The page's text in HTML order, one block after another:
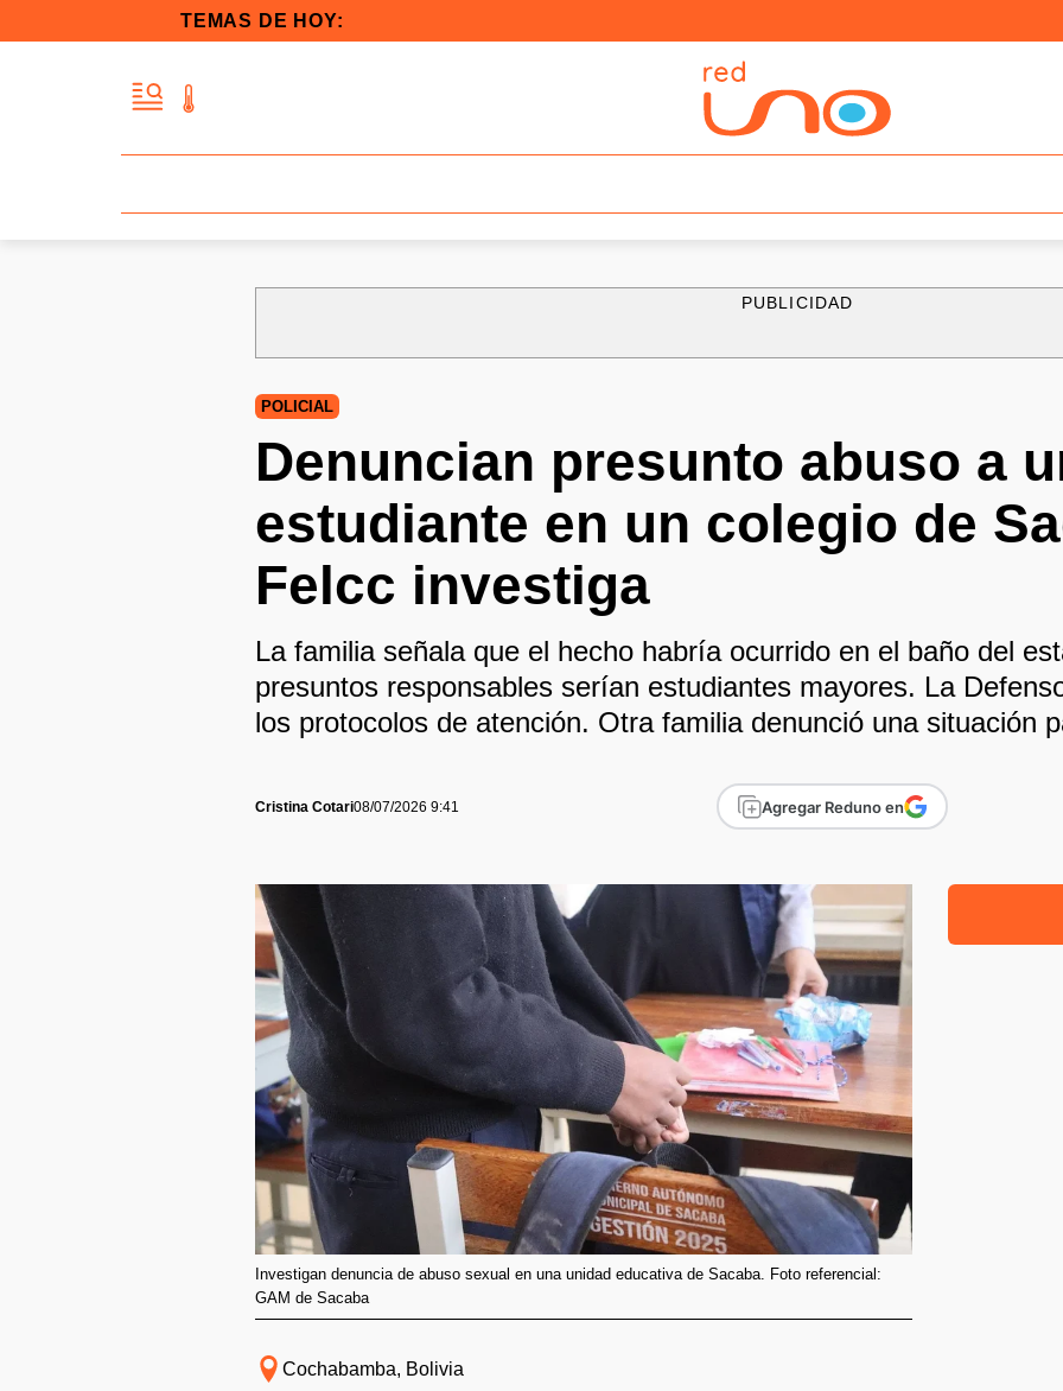
TEMAS DE HOY:
PUBLICIDAD
POLICIAL
Denuncian presunto abuso a
estudiante en un colegio de
Felcc investiga
La familia señala que el hecho habría ocurrido en el baño del
presuntos responsables serían estudiantes mayores. La
los protocolos de atención. Otra familia denunció una situación
Cristina Cotari08/07/2026 9:41 Agregar Reduno en
Investigan denuncia de abuso sexual en una unidad educativa de Sacaba. Foto referencial:
GAM de Sacaba
Cochabamba, Bolivia